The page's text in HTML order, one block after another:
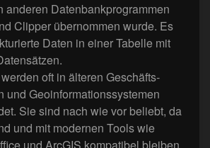
anderen Datenbankprogrammen
Clipper übernommen wurde. Es
Daten in einer Tabelle mit
oft in älteren Geschäfts­
und Geoinformationssystemen
Sie sind nach wie vor beliebt, da
und mit modernen Tools wie